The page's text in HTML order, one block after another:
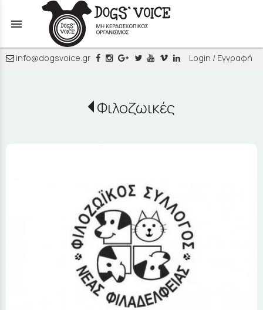
menu
info@dogsvoice.gr Login / Εγγραφή
Φιλοζωικές